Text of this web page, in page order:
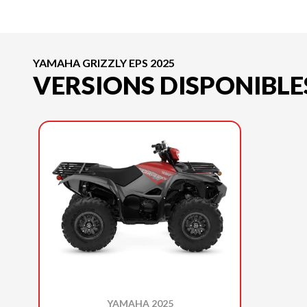
YAMAHA GRIZZLY EPS 2025
VERSIONS
YAMAHA 2025